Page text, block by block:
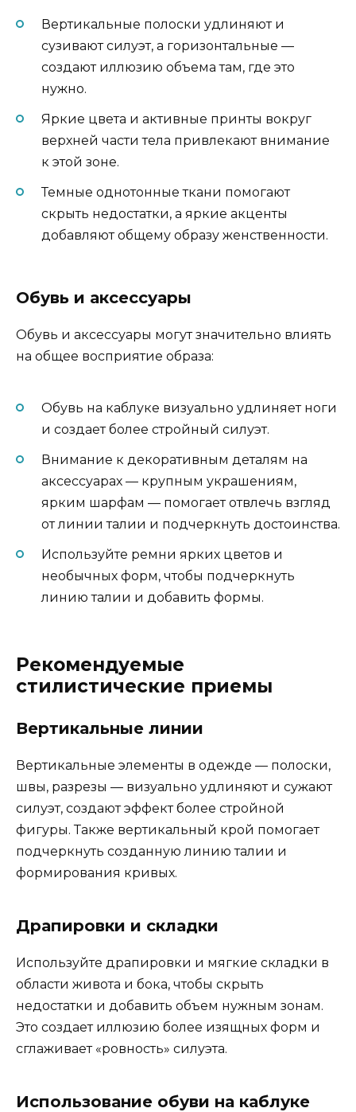
Вертикальные полоски удлиняют и
сузивают силуэт, а горизонтальные —
создают иллюзию объема там, где это
нужно.
Яркие цвета и активные принты вокруг
верхней части тела привлекают внимание
к этой зоне.
Темные однотонные ткани помогают
скрыть недостатки, а яркие акценты
добавляют общему образу женственности.
Обувь и аксессуары
Обувь и аксессуары могут значительно влиять
на общее восприятие образа:
Обувь на каблуке визуально удлиняет ноги
и создает более стройный силуэт.
Внимание к декоративным деталям на
аксессуарах — крупным украшениям,
ярким шарфам — помогает отвлечь взгляд
от линии талии и подчеркнуть достоинства.
Используйте ремни ярких цветов и
необычных форм, чтобы подчеркнуть
линию талии и добавить формы.
Рекомендуемые
стилистические приемы
Вертикальные линии
Вертикальные элементы в одежде — полоски,
швы, разрезы — визуально удлиняют и сужают
силуэт, создают эффект более стройной
фигуры. Также вертикальный крой помогает
подчеркнуть созданную линию талии и
формирования кривых.
Драпировки и складки
Используйте драпировки и мягкие складки в
области живота и бока, чтобы скрыть
недостатки и добавить объем нужным зонам.
Это создает иллюзию более изящных форм и
сглаживает «ровность» силуэта.
Использование обуви на каблуке